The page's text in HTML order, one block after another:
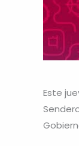
Este